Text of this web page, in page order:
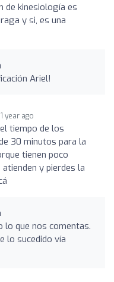
de kinesiología es
y si, es una
Ariel!
1 year ago
tiempo de los
30 minutos para la
tienen poco
y pierdes la
lo que nos comentas.
lo sucedido vía